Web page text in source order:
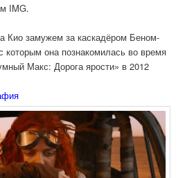
IMG.
Кио замужем за каскадёром Беном-
она познакомилась во время
Макс: Дорога ярости» в 2012